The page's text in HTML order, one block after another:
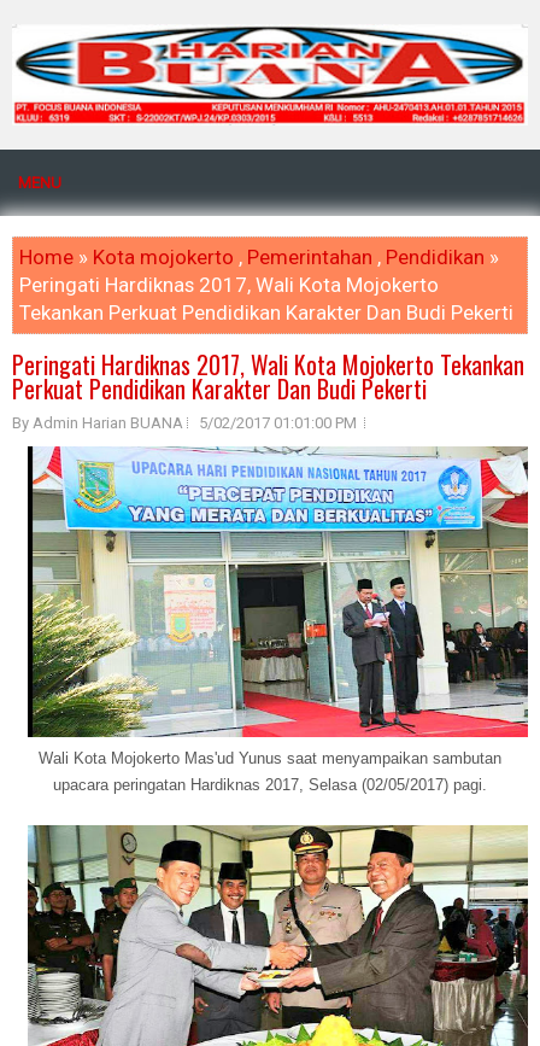
MENU
Home » Kota mojokerto , Pemerintahan , Pendidikan »
Peringati Hardiknas 2017, Wali Kota Mojokerto
Tekankan Perkuat Pendidikan Karakter Dan Budi Pekerti
Peringati Hardiknas 2017, Wali Kota Mojokerto Tekankan
Perkuat Pendidikan Karakter Dan Budi Pekerti
By Admin Harian BUANA 5/02/2017 01:01:00 PM
Wali Kota Mojokerto Mas'ud Yunus saat menyampaikan sambutan
upacara peringatan Hardiknas 2017, Selasa (02/05/2017) pagi.